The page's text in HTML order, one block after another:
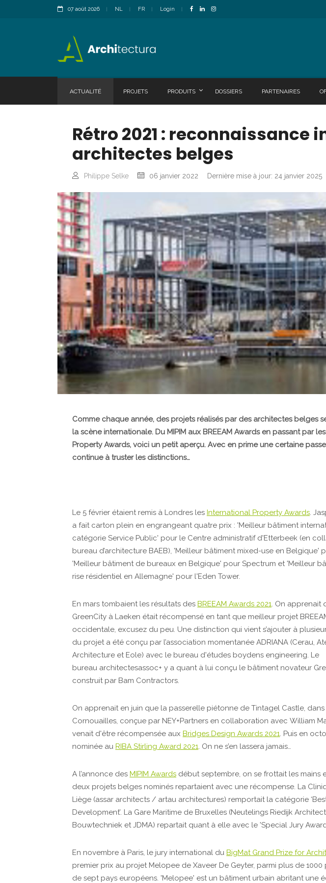
07 août 2026 NL FR Login
ACTUALITÉ PROJETS PRODUITS DOSSIERS PARTENAIRES
Rétro 2021 : reconnaissance
architectes belges
Philippe Selke 06 janvier 2022 Dernière mise à jour: 24 janvier 2025
Comme chaque année, des projets réalisés par des architectes belges
la scène internationale. Du MIPIM aux BREEAM Awards en passant par
Property Awards, voici un petit aperçu. Avec en prime une certaine
continue à truster les distinctions…
Le 5 février étaient remis à Londres les International Property Awards.
a fait carton plein en engrangeant quatre prix : 'Meilleur bâtiment
catégorie Service Public' pour le Centre administratif d'Etterbeek (en
bureau d’architecture BAEB), 'Meilleur bâtiment mixed-use en Belgique'
'Meilleur bâtiment de bureaux en Belgique' pour Spectrum et 'Meilleur
rise résidentiel en Allemagne' pour l'Eden Tower.
En mars tombaient les résultats des BREEAM Awards 2021. On apprenait
GreenCity à Laeken était récompensé en tant que meilleur projet
occidentale, excusez du peu. Une distinction qui vient s’ajouter à
du projet a été conçu par l’association momentanée ADRIANA (Cerau,
Architecture et Eole) avec le bureau d'études boydens engineering. Le
bureau architectesassoc+ y a quant à lui conçu le bâtiment novateur
construit par Bam Contractors.
On apprenait en juin que la passerelle piétonne de Tintagel Castle, dans
Cornouailles, conçue par NEY+Partners en collaboration avec William
venait d'être récompensée aux Bridges Design Awards 2021. Puis en
nominée au RIBA Stirling Award 2021. On ne s’en lassera jamais…
A l’annonce des MIPIM Awards début septembre, on se frottait les mains
deux projets belges nominés repartaient avec une récompense. La
Liège (assar architects / artau architectures) remportait la catégorie
Development’. La Gare Maritime de Bruxelles (Neutelings Riedijk
Bouwtechniek et JDMA) repartait quant à elle avec le 'Special Jury
En novembre à Paris, le jury international du BigMat Grand Prize for
premier prix au projet Melopee de Xaveer De Geyter, parmi plus de
de sept pays européens. 'Melopee' est un bâtiment urbain abritant une